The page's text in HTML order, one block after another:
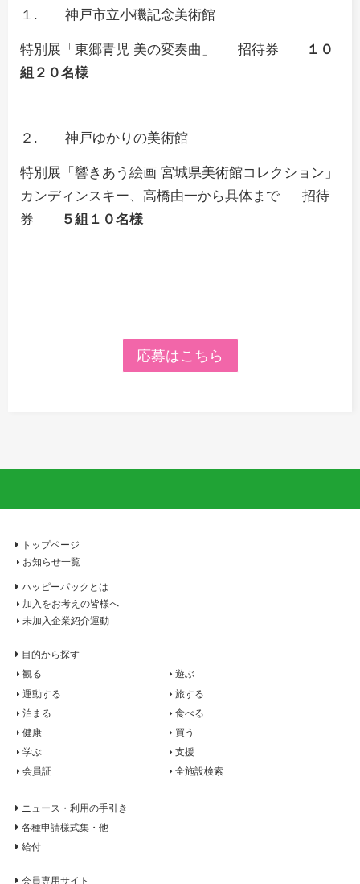
１. 神戸市立小磯記念美術館
特別展「東郷青児 美の変奏曲」 招待券
１０
組２０名様
２. 神戸ゆかりの美術館
特別展「響きあう絵画 宮城県美術館コレクション」
カンディンスキー、高橋由一から具体まで
招待
券
５組１０名様
応募はこちら
トップページ
お知らせ一覧
ハッピーパックとは
加入をお考えの皆様へ
未加入企業紹介運動
目的から探す
観る
遊ぶ
運動する
旅する
泊まる
食べる
健康
買う
学ぶ
支援
会員証
全施設検索
ニュース・利用の手引き
各種申請様式集・他
給付
会員専用サイト